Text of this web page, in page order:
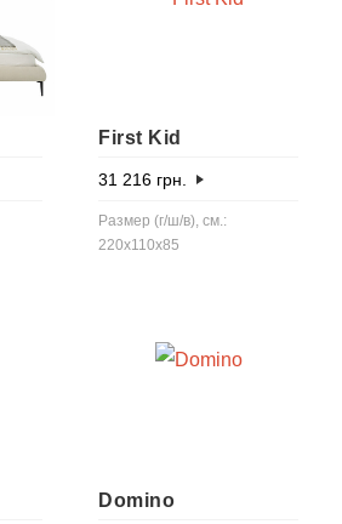
First Kid
31 216 грн.
Размер (г/ш/в), см.:
220x110x85
Domino